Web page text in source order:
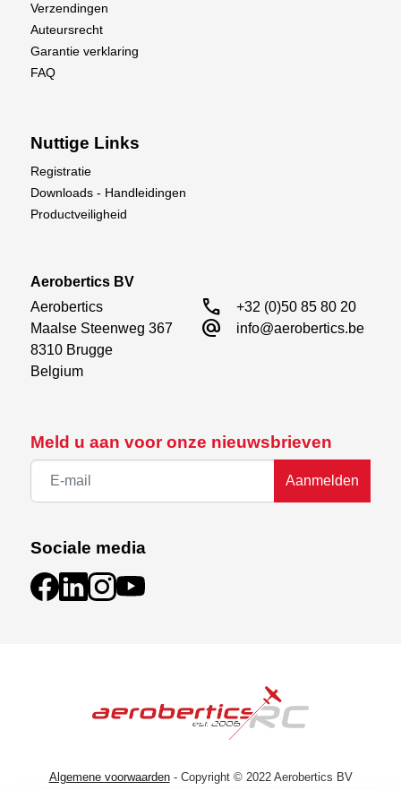
Meld u aan voor onze nieuwsbrieven
Aanmelden
Sociale media
Verzendingen
Auteursrecht
Garantie verklaring
FAQ
Nuttige Links
Registratie
Downloads - Handleidingen
Productveiligheid
Aerobertics BV
Aerobertics
Maalse Steenweg 367
8310 Brugge
Belgium
call +32 (0)50 85 80 20
alternate_email info@aerobertics.be
Algemene voorwaarden - Copyright © 2022 Aerobertics BV